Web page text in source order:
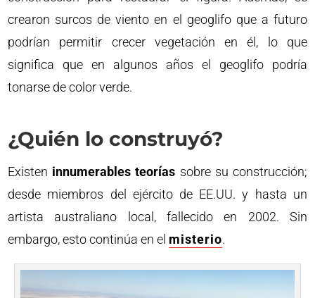
crearon surcos de viento en el geoglifo que a futuro
podrían permitir crecer vegetación en él, lo que
significa que en algunos años el geoglifo podría
tonarse de color verde.
¿Quién lo construyó?
Existen innumerables teorías sobre su construcción;
desde miembros del ejército de EE.UU. y hasta un
artista australiano local, fallecido en 2002. Sin
embargo, esto continúa en el misterio.